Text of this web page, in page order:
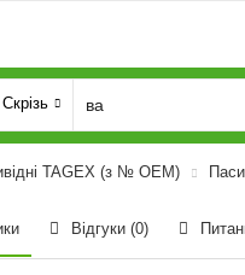
Скрізь
TAGEX (з № OEM)
Відгуки (0)